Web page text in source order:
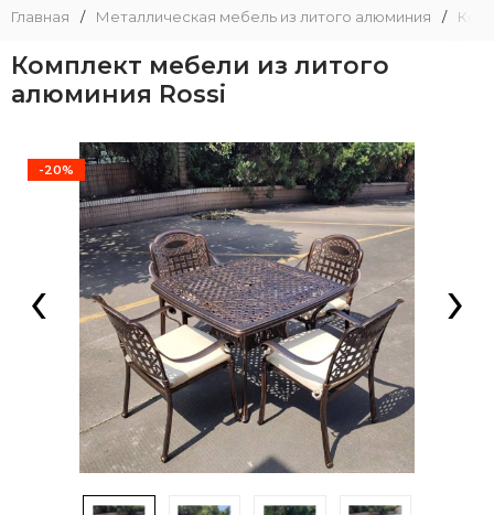
Главная / Металлическая мебель из литого алюминия /
Комплект мебели из литого
алюминия Rossi
-20%
‹ ›